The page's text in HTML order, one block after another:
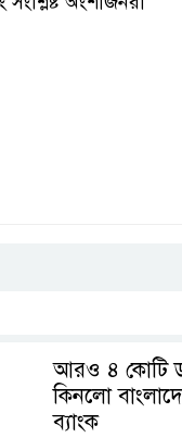
আরও ৪ কোটি
কিনলো
ব্যাংক